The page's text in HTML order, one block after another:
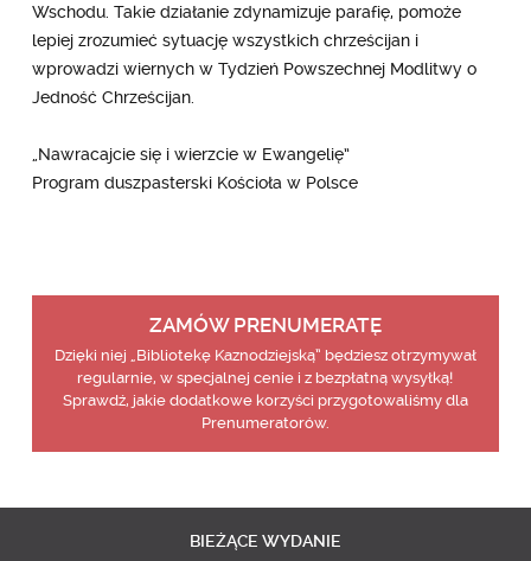
Wschodu. Takie działanie zdynamizuje parafię, pomoże
lepiej zrozumieć sytuację wszystkich chrześcijan i
wprowadzi wiernych w Tydzień Powszechnej Modlitwy o
Jedność Chrześcijan.
„Nawracajcie się i wierzcie w Ewangelię”
Program duszpasterski Kościoła w Polsce
ZAMÓW PRENUMERATĘ
Dzięki niej „Bibliotekę Kaznodziejską” będziesz otrzymywał
regularnie, w specjalnej cenie i z bezpłatną wysyłką!
Sprawdź, jakie dodatkowe korzyści przygotowaliśmy dla
Prenumeratorów.
BIEŻĄCE WYDANIE